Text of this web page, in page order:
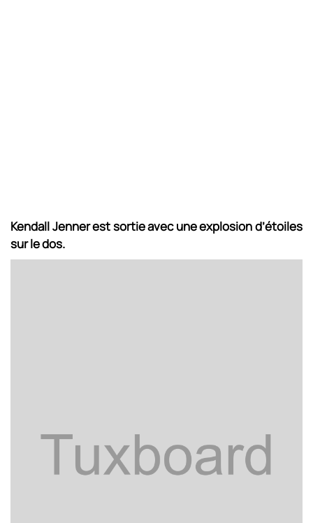
Kendall Jenner est sortie avec une explosion d’étoiles
sur le dos.